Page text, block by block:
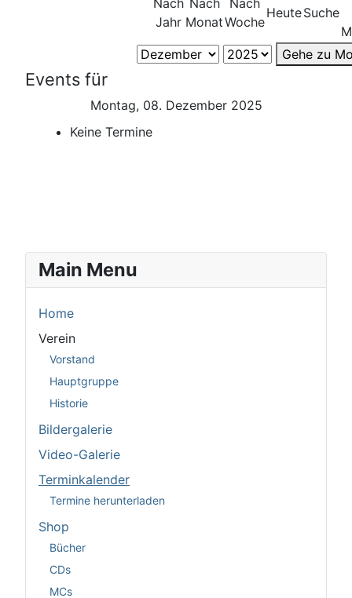
Nach
Jahr
Nach
Monat
Nach
Woche
HeuteSuche
Gehe zu
Events für
Montag, 08. Dezember 2025
Keine Termine
Main Menu
Home
Verein
Vorstand
Hauptgruppe
Historie
Bildergalerie
Video-Galerie
Terminkalender
Termine herunterladen
Shop
Bücher
CDs
MCs